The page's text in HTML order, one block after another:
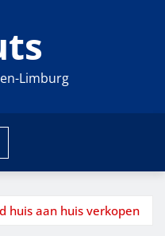
Limburg
huis aan huis verkopen